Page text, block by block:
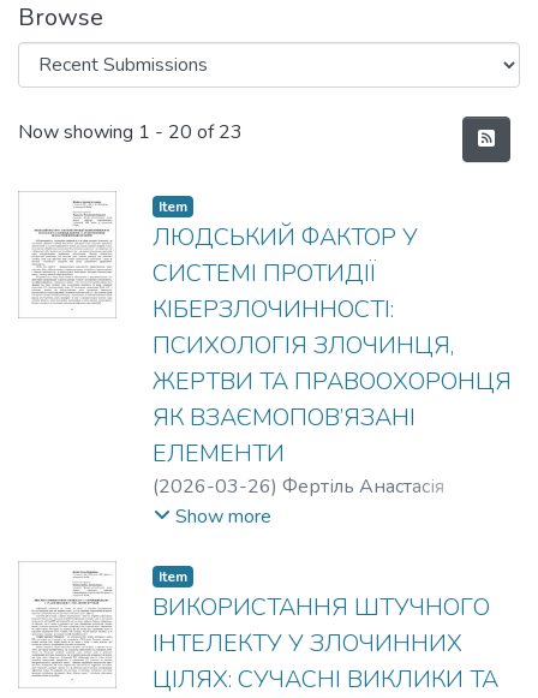
Browse
Recent Submissions
Now showing 1 - 20 of 23
Item
ЛЮДСЬКИЙ ФАКТОР У
СИСТЕМІ ПРОТИДІЇ
КІБЕРЗЛОЧИННОСТІ:
ПСИХОЛОГІЯ ЗЛОЧИНЦЯ,
ЖЕРТВИ ТА ПРАВООХОРОНЦЯ
ЯК ВЗАЄМОПОВ’ЯЗАНІ
ЕЛЕМЕНТИ
(2026-03-26) Фертіль Анастасія
Ігорівна
Show more
Item
ВИКОРИСТАННЯ ШТУЧНОГО
ІНТЕЛЕКТУ У ЗЛОЧИННИХ
ЦІЛЯХ: СУЧАСНІ ВИКЛИКИ ТА